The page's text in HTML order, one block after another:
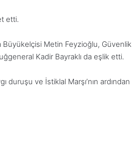
etti.
Büyükelçisi Metin Feyzioğlu, Güvenlik
Kadir Bayraklı da eşlik etti.
duruşu ve İstiklal Marşı’nın ardından